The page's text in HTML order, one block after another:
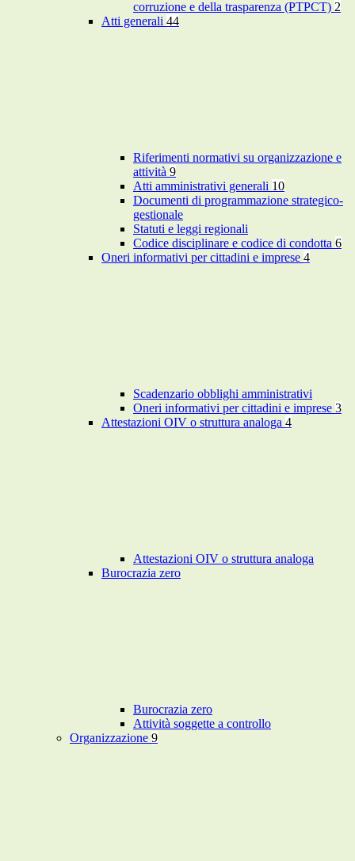
corruzione e della trasparenza (PTPCT) 2
Atti generali 44
Riferimenti normativi su organizzazione e
attività 9
Atti amministrativi generali 10
Documenti di programmazione strategico-
gestionale
Statuti e leggi regionali
Codice disciplinare e codice di condotta 6
Oneri informativi per cittadini e imprese 4
Scadenzario obblighi amministrativi
Oneri informativi per cittadini e imprese 3
Attestazioni OIV o struttura analoga 4
Attestazioni OIV o struttura analoga
Burocrazia zero
Burocrazia zero
Attività soggette a controllo
Organizzazione 9